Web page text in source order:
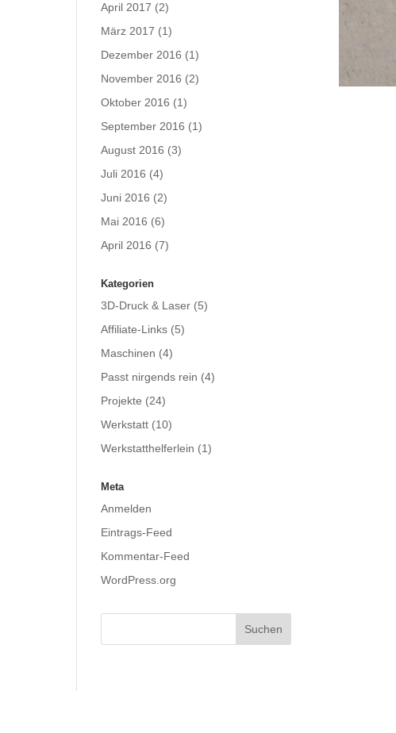
April 2017 (2)
März 2017 (1)
Dezember 2016 (1)
November 2016 (2)
Oktober 2016 (1)
September 2016 (1)
August 2016 (3)
Juli 2016 (4)
Juni 2016 (2)
Mai 2016 (6)
April 2016 (7)
Kategorien
3D-Druck & Laser (5)
Affiliate-Links (5)
Maschinen (4)
Passt nirgends rein (4)
Projekte (24)
Werkstatt (10)
Werkstatthelferlein (1)
Meta
Anmelden
Eintrags-Feed
Kommentar-Feed
WordPress.org